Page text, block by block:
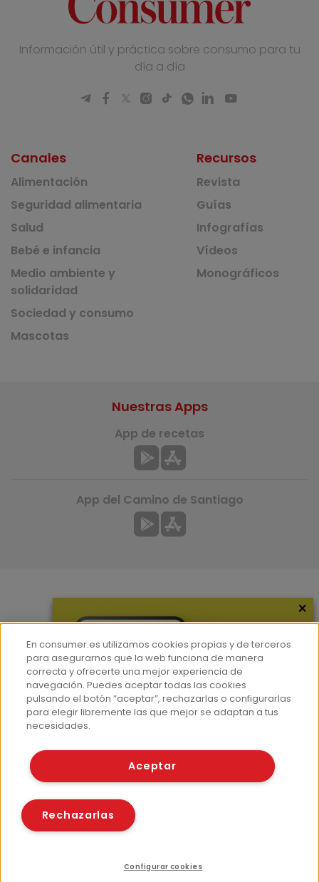
Información útil y práctica sobre consumo para tu
día a día
Canales
Alimentación
Seguridad alimentaria
Salud
Bebé e infancia
Medio ambiente y
solidaridad
Sociedad y consumo
Mascotas
Recursos
Revista
Guías
Infografías
Vídeos
Monográficos
Hemeroteca
Contacto
Prensa
Corpus Lingüístico Consumer
Nuestras Apps
App de recetas
App del Camino de Santiago
© Fundación EROSKI
Políticas de cookies
×
En consumer.es utilizamos cookies propias y de terceros
para asegurarnos que la web funciona de manera
correcta y ofrecerte una mejor experiencia de
navegación. Puedes aceptar todas las cookies
pulsando el botón “aceptar”, rechazarlas o configurarlas
para elegir libremente las que mejor se adaptan a tus
necesidades.
Aceptar
Rechazarlas
Configurar cookies